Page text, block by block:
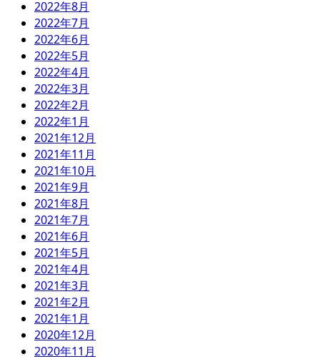
2022年8月
2022年7月
2022年6月
2022年5月
2022年4月
2022年3月
2022年2月
2022年1月
2021年12月
2021年11月
2021年10月
2021年9月
2021年8月
2021年7月
2021年6月
2021年5月
2021年4月
2021年3月
2021年2月
2021年1月
2020年12月
2020年11月